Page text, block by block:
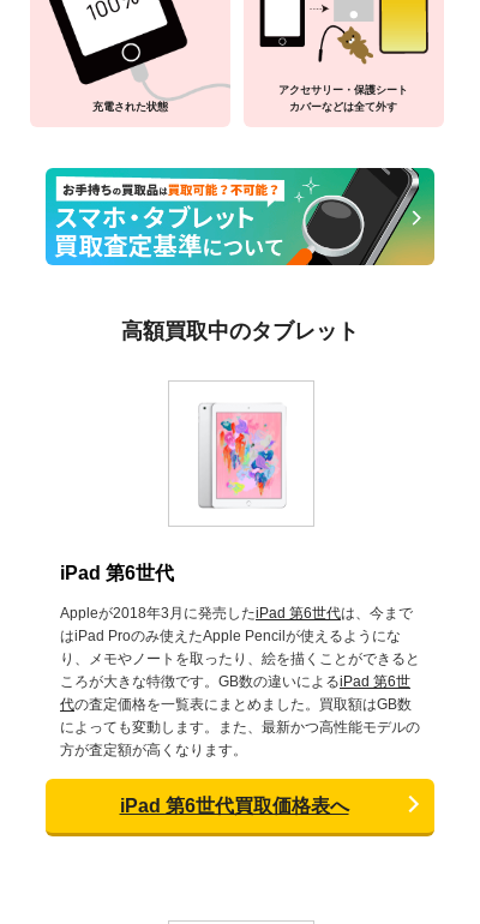
充電された状態
アクセサリー・保護シート
カバーなどは全て外す
高額買取中のタブレット
iPad 第6世代
Appleが2018年3月に発売したiPad 第6世代は、今まで
はiPad Proのみ使えたApple Pencilが使えるようにな
り、メモやノートを取ったり、絵を描くことができると
ころが大きな特徴です。GB数の違いによるiPad 第6世
代の査定価格を一覧表にまとめました。買取額はGB数
によっても変動します。また、最新かつ高性能モデルの
方が査定額が高くなります。
iPad 第6世代買取価格表へ